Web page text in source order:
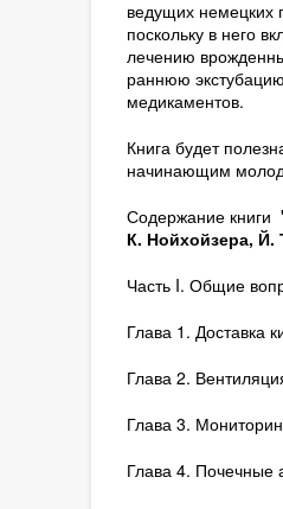
ведущих немецких
поскольку в него
лечению
раннюю
медикаментов.
Книга будет
начинающим
Содержание книги
К. Нойхойзера, Й.
Часть I. Общие
Глава 1. Доставка
Глава 2.
Глава 3.
Глава 4. Почечные